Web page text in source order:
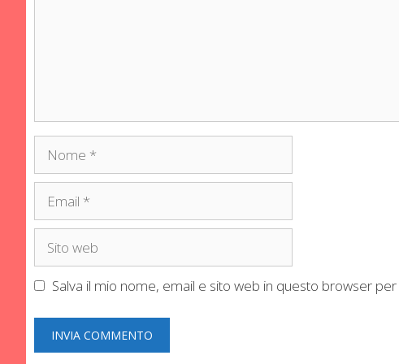
Nome
Email
Sito
Salva il mio nome, email e sito web in questo browser